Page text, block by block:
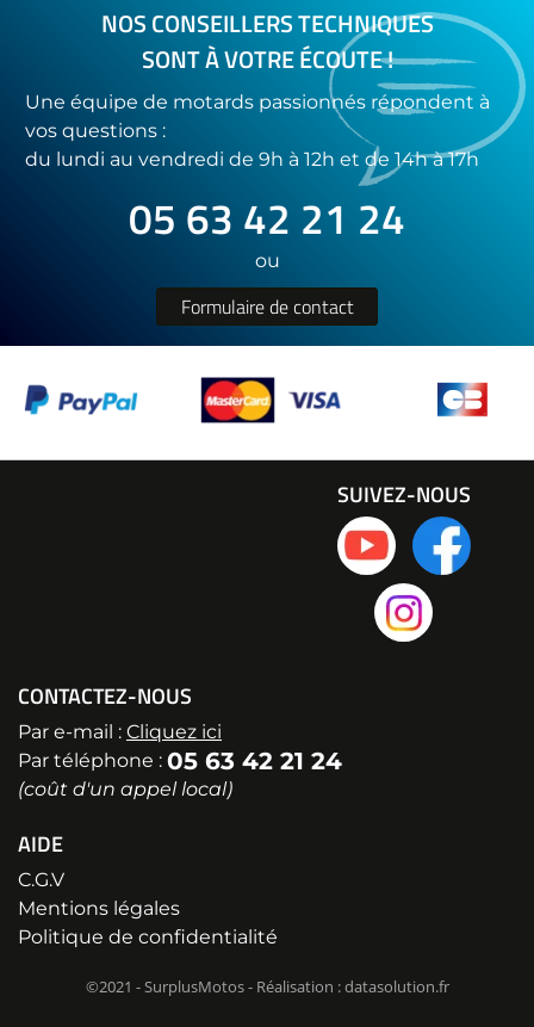
NOS CONSEILLERS TECHNIQUES
SONT À VOTRE ÉCOUTE !
Une équipe de motards passionnés répondent à
vos questions :
du lundi au vendredi de 9h à 12h et de 14h à 17h
05 63 42 21 24
ou
Formulaire de contact
CONTACTEZ-NOUS
Par e-mail : Cliquez ici
Par téléphone : 05 63 42 21 24
(coût d'un appel local)
AIDE
C.G.V
Mentions légales
Politique de confidentialité
SUIVEZ-NOUS
©2021 - SurplusMotos - Réalisation : datasolution.fr